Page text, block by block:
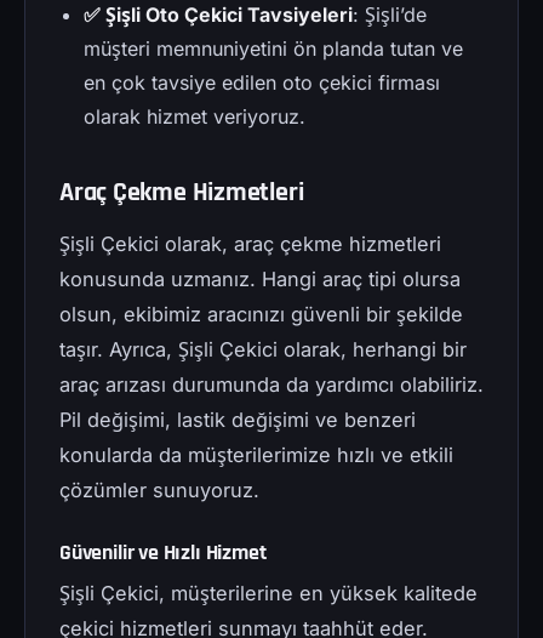
✅ Şişli Oto Çekici Tavsiyeleri: Şişli’de
müşteri memnuniyetini ön planda tutan ve
en çok tavsiye edilen oto çekici firması
olarak hizmet veriyoruz.
Araç Çekme Hizmetleri
Şişli Çekici olarak, araç çekme hizmetleri
konusunda uzmanız. Hangi araç tipi olursa
olsun, ekibimiz aracınızı güvenli bir şekilde
taşır. Ayrıca, Şişli Çekici olarak, herhangi bir
araç arızası durumunda da yardımcı olabiliriz.
Pil değişimi, lastik değişimi ve benzeri
konularda da müşterilerimize hızlı ve etkili
çözümler sunuyoruz.
Güvenilir ve Hızlı Hizmet
Şişli Çekici, müşterilerine en yüksek kalitede
çekici hizmetleri sunmayı taahhüt eder.